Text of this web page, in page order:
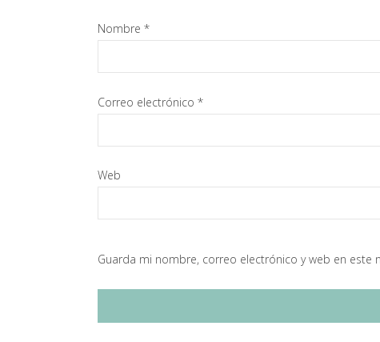
Nombre *
Correo electrónico *
Web
Guarda mi nombre, correo electrónico y web en este